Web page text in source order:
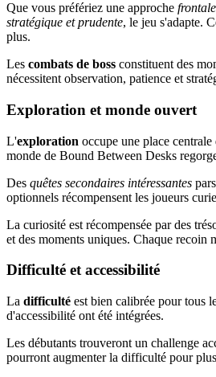
Que vous préfériez une approche
stratégique et prudente, le jeu s'adapte.
plus.
Les combats de boss constituent des
nécessitent observation, patience et
Exploration et monde ouvert
L'exploration occupe une place
monde de Bound Between Desks
Des quêtes secondaires intéressantes
optionnels récompensent les joueurs
La curiosité est récompensée par des
et des moments uniques. Chaque recoin
Difficulté et accessibilité
La difficulté est bien calibrée pour tous
d'accessibilité ont été intégrées.
Les débutants trouveront un challenge
pourront augmenter la difficulté pour